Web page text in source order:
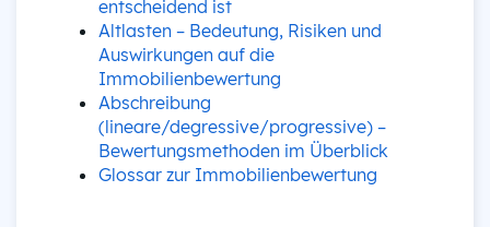
entscheidend ist
Altlasten – Bedeutung, Risiken und
Auswirkungen auf die
Immobilienbewertung
Abschreibung
(lineare/degressive/progressive) –
Bewertungsmethoden im Überblick
Glossar zur Immobilienbewertung